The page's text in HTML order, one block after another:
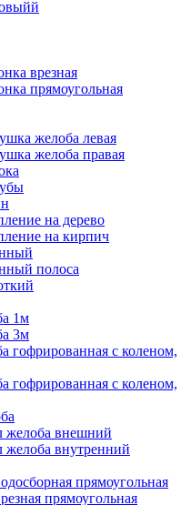
врезная
прямоугольная
желоба левая
желоба правая
на дерево
на кирпич
полоса
1м
3м
гофрированная с коленом,
гофрированная с коленом,
желоба внешний
желоба внутренний
прямоугольная
прямоугольная